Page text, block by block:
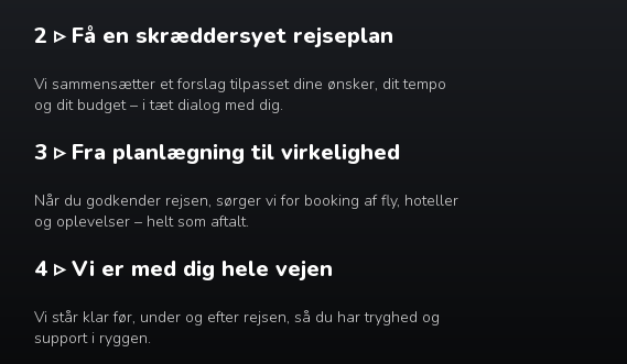
2 ▹ Få en skræddersyet rejseplan
Vi sammensætter et forslag tilpasset dine ønsker, dit tempo
og dit budget – i tæt dialog med dig.
3 ▹ Fra planlægning til virkelighed
Når du godkender rejsen, sørger vi for booking af fly, hoteller
og oplevelser – helt som aftalt.
4 ▹ Vi er med dig hele vejen
Vi står klar før, under og efter rejsen, så du har tryghed og
support i ryggen.